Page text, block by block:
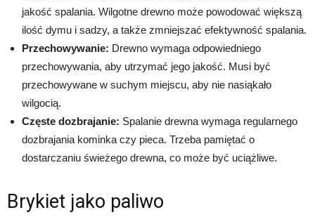
jakość spalania. Wilgotne drewno może powodować większą
ilość dymu i sadzy, a także zmniejszać efektywność spalania.
Przechowywanie: Drewno wymaga odpowiedniego
przechowywania, aby utrzymać jego jakość. Musi być
przechowywane w suchym miejscu, aby nie nasiąkało
wilgocią.
Częste dozbrajanie: Spalanie drewna wymaga regularnego
dozbrajania kominka czy pieca. Trzeba pamiętać o
dostarczaniu świeżego drewna, co może być uciążliwe.
Brykiet jako paliwo